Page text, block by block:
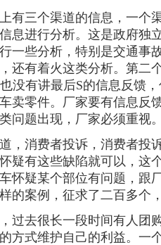
三个渠道的信息，一个
息进行分析。这是政府独
一些分析，特别是交通事
还有着火这类分析。第二
没有讲最后S的信息反馈
卖零件。厂家要有信息反
问题出现，厂家必须重视
消费者投诉，消费者投
疑有这些缺陷就可以，这
怀疑某个部位有问题，跟
的案例，征求了二百多个
去很长一段时间有人团
方式维护自己的利益。一